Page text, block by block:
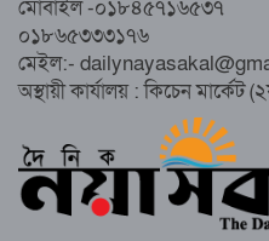
চেয়ারম্যান
গাউসিয়া
স্মরণ
মোবাইল -০১৮৪৫৭১৬৫৩৭
০১৮৬৫৩৩৩১৭৬
মেইল:-
অস্থায়ী কার্যালয় : কিচেন